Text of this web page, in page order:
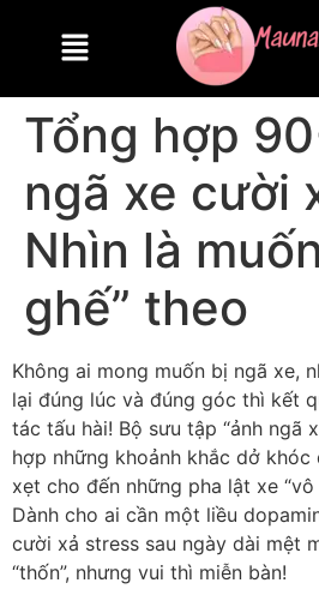
Tổng hợp
ngã xe cười
Nhìn là
ghế” theo
Không ai mong muốn bị ngã xe,
lại đúng lúc và đúng góc thì kết
tác tấu hài! Bộ sưu tập “ảnh ngã
hợp những khoảnh khắc dở
xẹt cho đến những pha lật xe
Dành cho ai cần một liều
cười xả stress sau ngày dài mệt
“thốn”, nhưng vui thì miễn bàn!